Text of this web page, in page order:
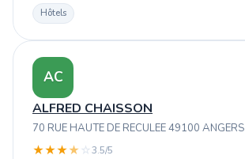
Hôtels
AC
ALFRED CHAISSON
70 RUE HAUTE DE RECULEE 49100 ANGERS
★★★★ ☆3.5/5